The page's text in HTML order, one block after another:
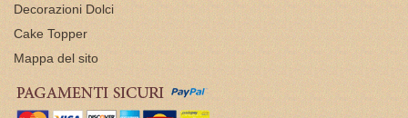
Decorazioni Dolci
Cake Topper
Mappa del sito